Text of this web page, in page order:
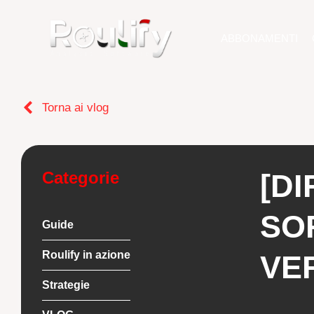
Torna ai vlog
Categorie
Guide
Roulify in azione
Strategie